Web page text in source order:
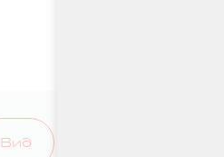
Вид